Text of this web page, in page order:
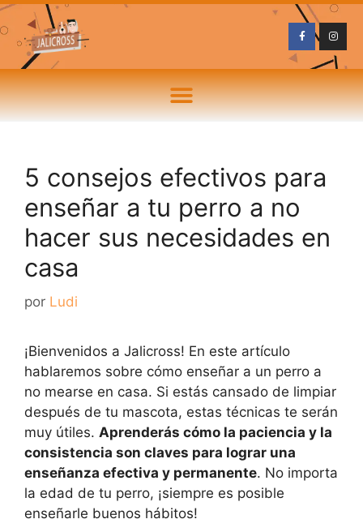
5 consejos efectivos para
enseñar a tu perro a no
hacer sus necesidades en
casa
por Ludi
¡Bienvenidos a Jalicross! En este artículo
hablaremos sobre cómo enseñar a un perro a
no mearse en casa. Si estás cansado de limpiar
después de tu mascota, estas técnicas te serán
muy útiles. Aprenderás cómo la paciencia y la
consistencia son claves para lograr una
enseñanza efectiva y permanente. No importa
la edad de tu perro, ¡siempre es posible
enseñarle buenos hábitos!